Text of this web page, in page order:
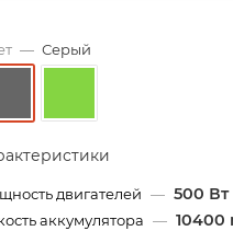
— Серый
двигателей — 500 Вт
аккумулятора — 10400